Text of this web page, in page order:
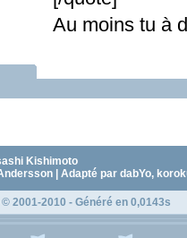
Au moins tu à
Kishimoto
| Adapté par dabYo,
© 2001-2010 - Généré en 0,0143s